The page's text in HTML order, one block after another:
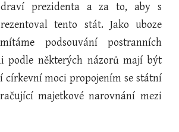
prezidenta a za to, aby s
tento stát. Jako uboze
podsouvání postranních
podle některých názorů mají být
církevní moci propojením se státní
majetkové narovnání mezi